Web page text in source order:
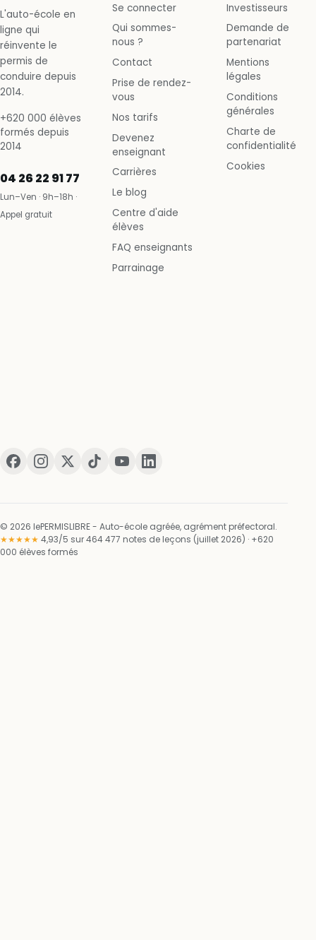
L'auto-école en
ligne qui
réinvente le
permis de
conduire depuis
2014.
+620 000 élèves
formés depuis
2014
04 26 22 91 77
Lun–Ven · 9h–18h ·
Appel gratuit
Se connecter
Qui sommes-
nous ?
Contact
Prise de rendez-
vous
Nos tarifs
Devenez
enseignant
Carrières
Le blog
Centre d'aide
élèves
FAQ enseignants
Parrainage
Investisseurs
Demande de
partenariat
Mentions
légales
Conditions
générales
Charte de
confidentialité
Cookies
© 2026 lePERMISLIBRE - Auto-école agréée, agrément préfectoral.
★★★★★ 4,93/5 sur 464 477 notes de leçons (juillet 2026) · +620
000 élèves formés